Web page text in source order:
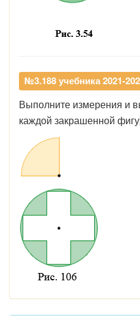
№3.188 учебника 2021-
Выполните измерения и
каждой закрашенной